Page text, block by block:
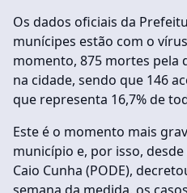
Os dados oficiais da
munícipes estão com o
momento, 875 mortes pela
na cidade, sendo que 146
que representa 16,7% de
Este é o momento mais
município e, por isso,
Caio Cunha (PODE),